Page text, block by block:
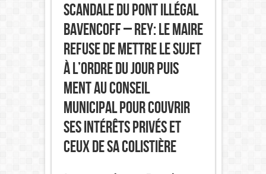
Scandale du pont illégal
Bavencoff – Rey: le maire
refuse de mettre le sujet
à l’ordre du jour puis
ment au conseil
municipal pour couvrir
ses intérêts privés et
ceux de sa colistière